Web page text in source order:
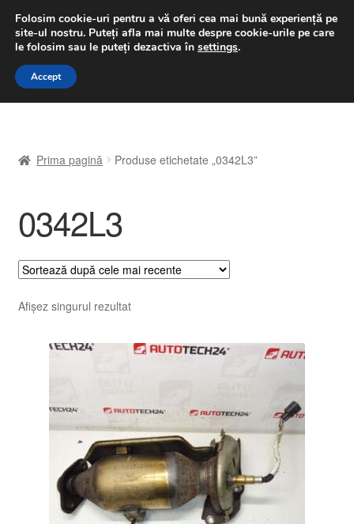
LIVRARE de la 33 lei
luni-vineri 9 a.m. - 4 p.m.031 229 6816
Sari
Sari
A lua legatura
Contul meu
Coș
Despre noi
Finalizare comandă
Livrare în toată lumea
Plângere
Prima pagină Produse etichetate „0342L3”
0342L3
Afișez singurul rezultat
Folosim cookie-uri pentru a vă oferi cea mai bună experiență pe
site-ul nostru. Puteți afla mai multe despre cookie-urile pe care
le folosim sau le puteți dezactiva în settings.
Accept